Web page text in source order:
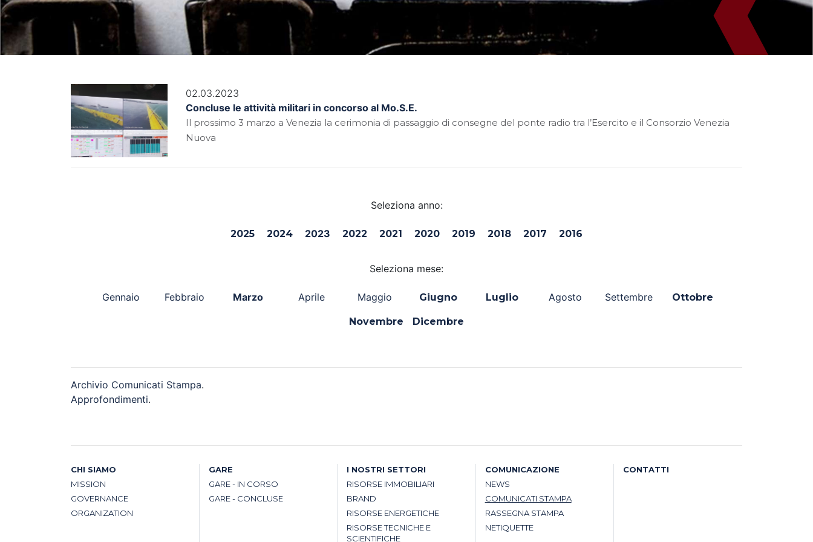
02.03.2023
Concluse le attività militari in concorso al Mo.S.E.
Il prossimo 3 marzo a Venezia la cerimonia di passaggio di consegne del ponte radio tra l’Esercito e il Consorzio Venezia
Nuova
Seleziona anno:
2025 2024 2023 2022 2021 2020 2019 2018 2017 2016
Seleziona mese:
Gennaio Febbraio Marzo Aprile Maggio Giugno Luglio Agosto Settembre Ottobre
Novembre Dicembre
Archivio Comunicati Stampa.
Approfondimenti.
CHI SIAMO
MISSION
GOVERNANCE
ORGANIZATION
GARE
GARE - IN CORSO
GARE - CONCLUSE
I NOSTRI SETTORI
RISORSE IMMOBILIARI
BRAND
RISORSE ENERGETICHE
RISORSE TECNICHE E
SCIENTIFICHE
COMUNICAZIONE
NEWS
COMUNICATI STAMPA
RASSEGNA STAMPA
NETIQUETTE
CONTATTI